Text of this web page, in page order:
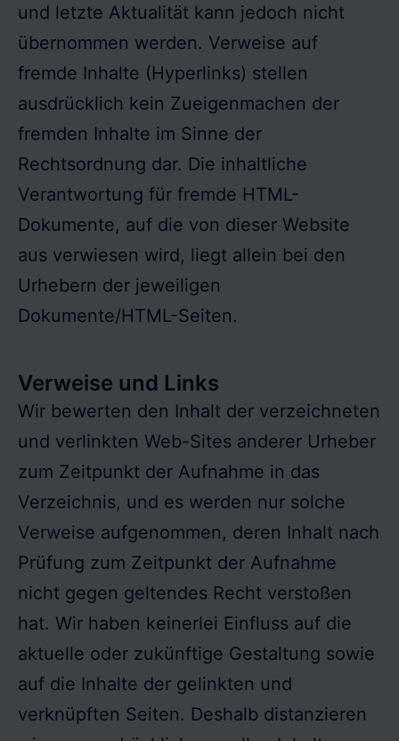
und letzte Aktualität kann jedoch nicht
übernommen werden. Verweise auf
fremde Inhalte (Hyperlinks) stellen
ausdrücklich kein Zueigenmachen der
fremden Inhalte im Sinne der
Rechtsordnung dar. Die inhaltliche
Verantwortung für fremde HTML-
Dokumente, auf die von dieser Website
aus verwiesen wird, liegt allein bei den
Urhebern der jeweiligen
Dokumente/HTML-Seiten.
Verweise und Links
Wir bewerten den Inhalt der verzeichneten
und verlinkten Web-Sites anderer Urheber
zum Zeitpunkt der Aufnahme in das
Verzeichnis, und es werden nur solche
Verweise aufgenommen, deren Inhalt nach
Prüfung zum Zeitpunkt der Aufnahme
nicht gegen geltendes Recht verstoßen
hat. Wir haben keinerlei Einfluss auf die
aktuelle oder zukünftige Gestaltung sowie
auf die Inhalte der gelinkten und
verknüpften Seiten. Deshalb distanzieren